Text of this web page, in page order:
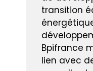
transition
Bpifrance
lien avec